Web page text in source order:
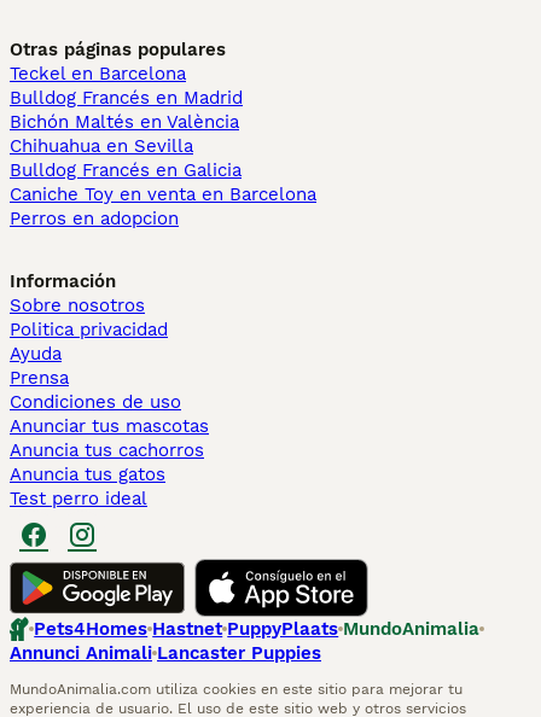
Otras páginas populares
Teckel en Barcelona
Bulldog Francés en Madrid
Bichón Maltés en València
Chihuahua en Sevilla
Bulldog Francés en Galicia
Caniche Toy en venta en Barcelona
Perros en adopcion
Información
Sobre nosotros
Politica privacidad
Ayuda
Prensa
Condiciones de uso
Anunciar tus mascotas
Anuncia tus cachorros
Anuncia tus gatos
Test perro ideal
Pets4Homes Hastnet PuppyPlaats MundoAnimalia
Annunci Animali Lancaster Puppies
MundoAnimalia.com utiliza cookies en este sitio para mejorar tu
experiencia de usuario. El uso de este sitio web y otros servicios